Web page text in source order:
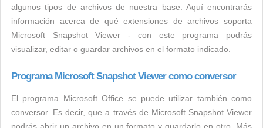
algunos tipos de archivos de nuestra base. Aquí encontrarás
información acerca de qué extensiones de archivos soporta
Microsoft Snapshot Viewer - con este programa podrás
visualizar, editar o guardar archivos en el formato indicado.
Programa Microsoft Snapshot Viewer como conversor
El programa Microsoft Office se puede utilizar también como
conversor. Es decir, que a través de Microsoft Snapshot Viewer